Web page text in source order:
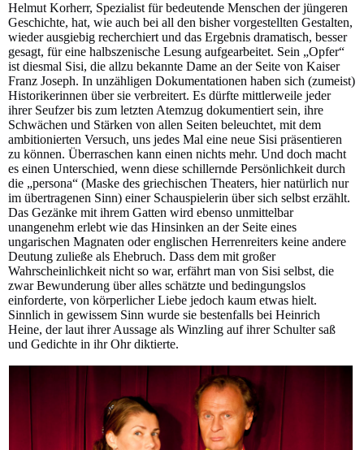
Helmut Korherr, Spezialist für bedeutende Menschen der jüngeren
Geschichte, hat, wie auch bei all den bisher vorgestellten Gestalten,
wieder ausgiebig recherchiert und das Ergebnis dramatisch, besser
gesagt, für eine halbszenische Lesung aufgearbeitet. Sein „Opfer“
ist diesmal Sisi, die allzu bekannte Dame an der Seite von Kaiser
Franz Joseph. In unzähligen Dokumentationen haben sich (zumeist)
Historikerinnen über sie verbreitert. Es dürfte mittlerweile jeder
ihrer Seufzer bis zum letzten Atemzug dokumentiert sein, ihre
Schwächen und Stärken von allen Seiten beleuchtet, mit dem
ambitionierten Versuch, uns jedes Mal eine neue Sisi präsentieren
zu können. Überraschen kann einen nichts mehr. Und doch macht
es einen Unterschied, wenn diese schillernde Persönlichkeit durch
die „persona“ (Maske des griechischen Theaters, hier natürlich nur
im übertragenen Sinn) einer Schauspielerin über sich selbst erzählt.
Das Gezänke mit ihrem Gatten wird ebenso unmittelbar
unangenehm erlebt wie das Hinsinken an der Seite eines
ungarischen Magnaten oder englischen Herrenreiters keine andere
Deutung zuließe als Ehebruch. Dass dem mit großer
Wahrscheinlichkeit nicht so war, erfährt man von Sisi selbst, die
zwar Bewunderung über alles schätzte und bedingungslos
einforderte, von körperlicher Liebe jedoch kaum etwas hielt.
Sinnlich in gewissem Sinn wurde sie bestenfalls bei Heinrich
Heine, der laut ihrer Aussage als Winzling auf ihrer Schulter saß
und Gedichte in ihr Ohr diktierte.